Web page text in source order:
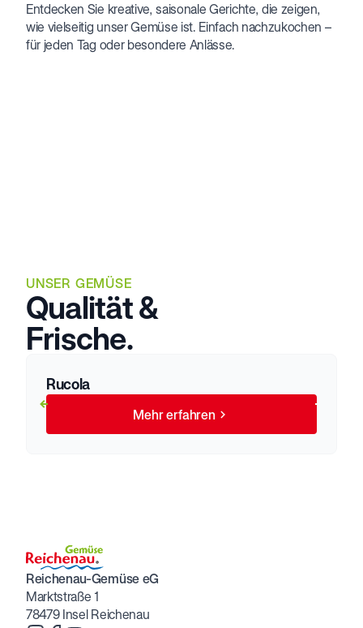
Entdecken Sie kreative, saisonale Gerichte, die zeigen,
wie vielseitig unser Gemüse ist. Einfach nachzukochen –
für jeden Tag oder besondere Anlässe.
UNSER GEMÜSE
Qualität &
Frische.
Rucola
Mehr erfahren
Reichenau-Gemüse eG
Marktstraße 1
78479 Insel Reichenau